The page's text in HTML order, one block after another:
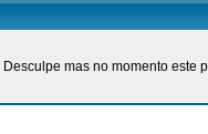
Desculpe mas no momento este